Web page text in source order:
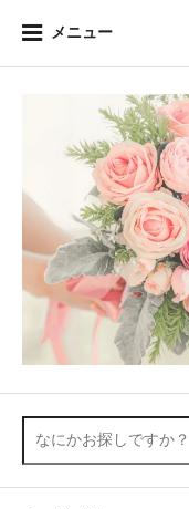
メニュー